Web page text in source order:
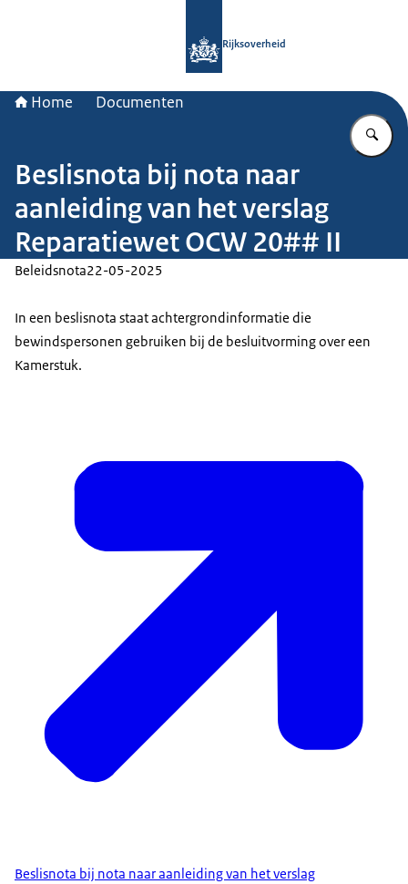
Rijksoverheid
Home Documenten
Beslisnota bij nota naar
aanleiding van het verslag
Reparatiewet OCW 20## II
Beleidsnota22-05-2025
In een beslisnota staat achtergrondinformatie die
bewindspersonen gebruiken bij de besluitvorming over een
Kamerstuk.
Beslisnota bij nota naar aanleiding van het verslag